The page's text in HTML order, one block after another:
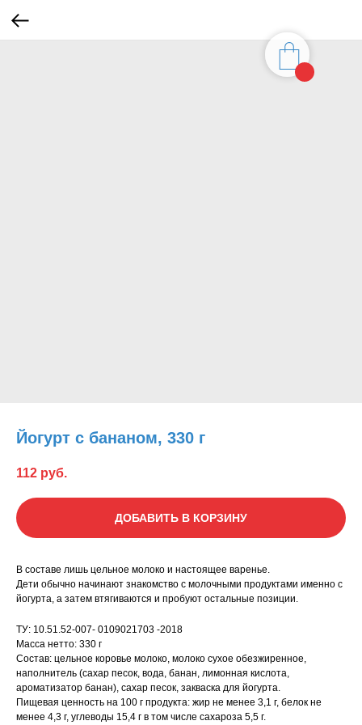
Йогурт с бананом, 330 г
112 руб.
ДОБАВИТЬ В КОРЗИНУ
В составе лишь цельное молоко и настоящее варенье.
Дети обычно начинают знакомство с молочными продуктами именно с
йогурта, а затем втягиваются и пробуют остальные позиции.
ТУ: 10.51.52-007- 0109021703 -2018
Масса нетто: 330 г
Состав: цельное коровье молоко, молоко сухое обезжиренное,
наполнитель (сахар песок, вода, банан, лимонная кислота,
ароматизатор банан), сахар песок, закваска для йогурта.
Пищевая ценность на 100 г продукта: жир не менее 3,1 г, белок не
менее 4,3 г, углеводы 15,4 г в том числе сахароза 5,5 г.